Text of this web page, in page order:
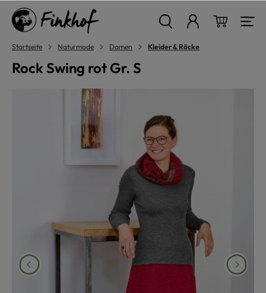
springen
Startseite Naturmode Damen Kleider & Röcke
Rock Swing rot Gr. S
Bildergalerie überspringen